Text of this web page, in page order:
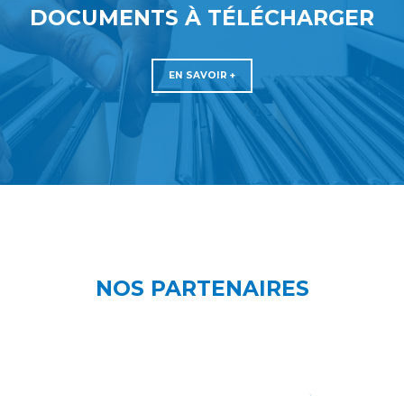
DOCUMENTS À TÉLÉCHARGER
EN SAVOIR +
NOS PARTENAIRES